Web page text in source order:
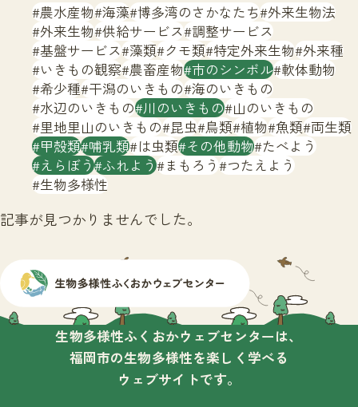
生物多様性ふくおかウェブセンターとは
サイトマップ
農水産物 海藻 博多湾のさかなたち 外来生物法
外来生物 供給サービス 調整サービス
基盤サービス 藻類 クモ類 特定外来生物 外来種
いきもの観察 農畜産物 市のシンボル 軟体動物
希少種 干潟のいきもの 海のいきもの
水辺のいきもの 川のいきもの 山のいきもの
里地里山のいきもの 昆虫 鳥類 植物 魚類 両生類
甲殻類 哺乳類 は虫類 その他動物 たべよう
えらぼう ふれよう まもろう つたえよう
生物多様性
記事が見つかりませんでした。
生物多様性ふくおかウェブセンターは、
福岡市の生物多様性を楽しく学べる
ウェブサイトです。